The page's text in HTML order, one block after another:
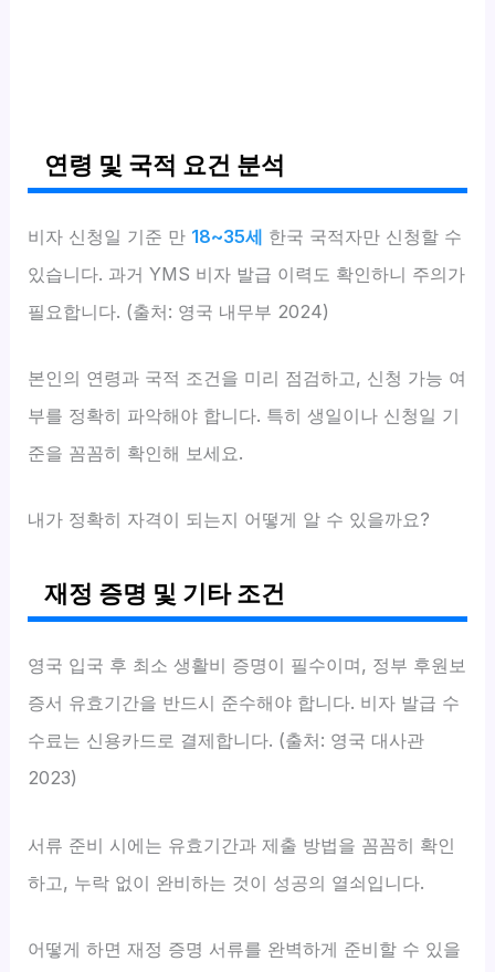
연령 및 국적 요건 분석
비자 신청일 기준 만 18~35세 한국 국적자만 신청할 수
있습니다. 과거 YMS 비자 발급 이력도 확인하니 주의가
필요합니다. (출처: 영국 내무부 2024)
본인의 연령과 국적 조건을 미리 점검하고, 신청 가능 여
부를 정확히 파악해야 합니다. 특히 생일이나 신청일 기
준을 꼼꼼히 확인해 보세요.
내가 정확히 자격이 되는지 어떻게 알 수 있을까요?
재정 증명 및 기타 조건
영국 입국 후 최소 생활비 증명이 필수이며, 정부 후원보
증서 유효기간을 반드시 준수해야 합니다. 비자 발급 수
수료는 신용카드로 결제합니다. (출처: 영국 대사관
2023)
서류 준비 시에는 유효기간과 제출 방법을 꼼꼼히 확인
하고, 누락 없이 완비하는 것이 성공의 열쇠입니다.
어떻게 하면 재정 증명 서류를 완벽하게 준비할 수 있을